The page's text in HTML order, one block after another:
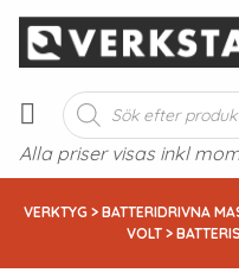
Alla priser visas inkl
Produktsökning
VERKTYG > BATTERIDRIVNA
VOLT >